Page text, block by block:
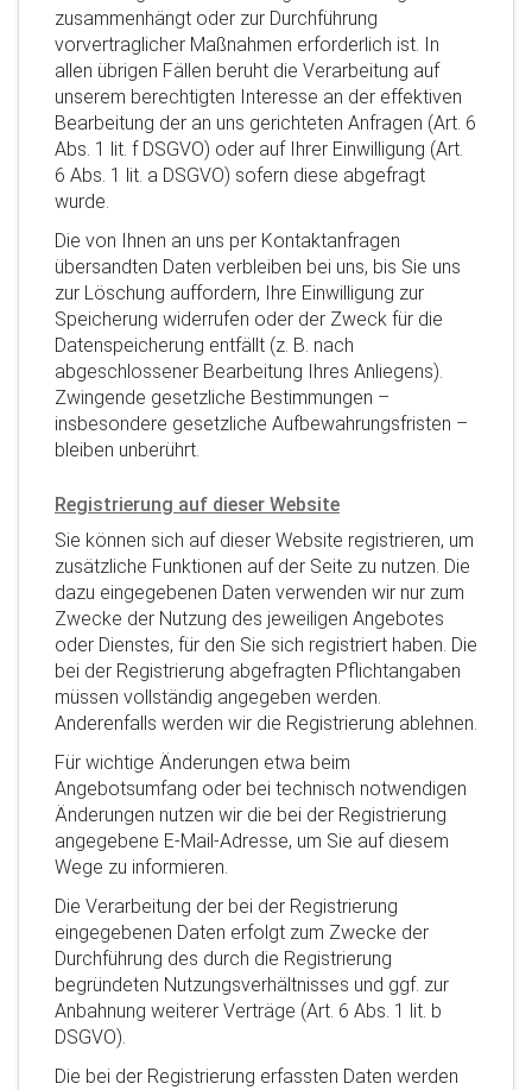
zusammenhängt oder zur Durchführung
vorvertraglicher Maßnahmen erforderlich ist. In
allen übrigen Fällen beruht die Verarbeitung auf
unserem berechtigten Interesse an der effektiven
Bearbeitung der an uns gerichteten Anfragen (Art. 6
Abs. 1 lit. f DSGVO) oder auf Ihrer Einwilligung (Art.
6 Abs. 1 lit. a DSGVO) sofern diese abgefragt
wurde.
Die von Ihnen an uns per Kontaktanfragen
übersandten Daten verbleiben bei uns, bis Sie uns
zur Löschung auffordern, Ihre Einwilligung zur
Speicherung widerrufen oder der Zweck für die
Datenspeicherung entfällt (z. B. nach
abgeschlossener Bearbeitung Ihres Anliegens).
Zwingende gesetzliche Bestimmungen –
insbesondere gesetzliche Aufbewahrungsfristen –
bleiben unberührt.
Registrierung auf dieser Website
Sie können sich auf dieser Website registrieren, um
zusätzliche Funktionen auf der Seite zu nutzen. Die
dazu eingegebenen Daten verwenden wir nur zum
Zwecke der Nutzung des jeweiligen Angebotes
oder Dienstes, für den Sie sich registriert haben. Die
bei der Registrierung abgefragten Pflichtangaben
müssen vollständig angegeben werden.
Anderenfalls werden wir die Registrierung ablehnen.
Für wichtige Änderungen etwa beim
Angebotsumfang oder bei technisch notwendigen
Änderungen nutzen wir die bei der Registrierung
angegebene E-Mail-Adresse, um Sie auf diesem
Wege zu informieren.
Die Verarbeitung der bei der Registrierung
eingegebenen Daten erfolgt zum Zwecke der
Durchführung des durch die Registrierung
begründeten Nutzungsverhältnisses und ggf. zur
Anbahnung weiterer Verträge (Art. 6 Abs. 1 lit. b
DSGVO).
Die bei der Registrierung erfassten Daten werden